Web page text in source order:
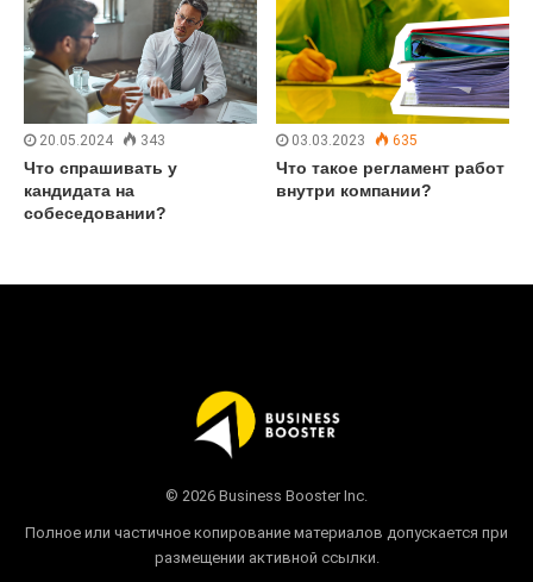
20.05.2024 343
Что спрашивать у
кандидата на
собеседовании?
03.03.2023 635
Что такое регламент работ
внутри компании?
© 2026 Business Booster Inc.
Полное или частичное копирование материалов допускается при
размещении активной ссылки.